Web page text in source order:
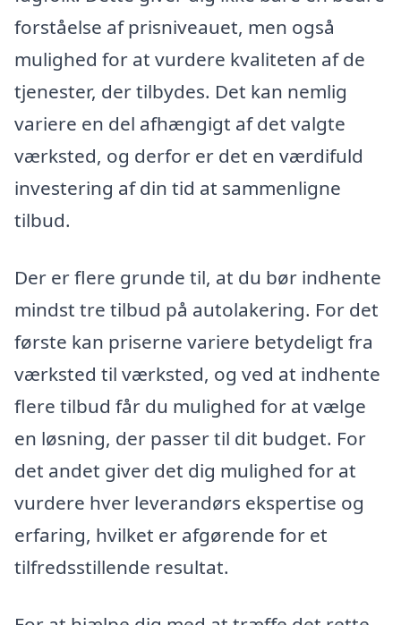
forståelse af prisniveauet, men også
mulighed for at vurdere kvaliteten af de
tjenester, der tilbydes. Det kan nemlig
variere en del afhængigt af det valgte
værksted, og derfor er det en værdifuld
investering af din tid at sammenligne
tilbud.
Der er flere grunde til, at du bør indhente
mindst tre tilbud på autolakering. For det
første kan priserne variere betydeligt fra
værksted til værksted, og ved at indhente
flere tilbud får du mulighed for at vælge
en løsning, der passer til dit budget. For
det andet giver det dig mulighed for at
vurdere hver leverandørs ekspertise og
erfaring, hvilket er afgørende for et
tilfredsstillende resultat.